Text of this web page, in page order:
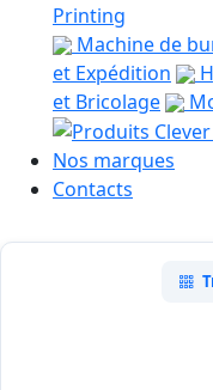
Printing
Machine de
et Expédition
et Bricolage
Nos marques
Contacts